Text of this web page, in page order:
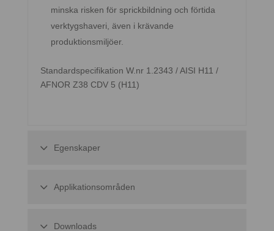
minska risken för sprickbildning och förtida
verktygshaveri, även i krävande
produktionsmiljöer.
Standardspecifikation W.nr 1.2343 / AISI H11 /
AFNOR Z38 CDV 5 (H11)
Egenskaper
Applikationsområden
Downloads